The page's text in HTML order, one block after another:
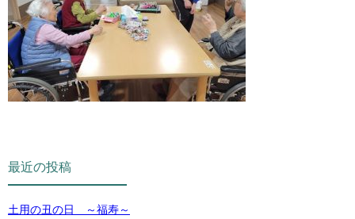
最近の投稿
土用の丑の日 ～福寿～